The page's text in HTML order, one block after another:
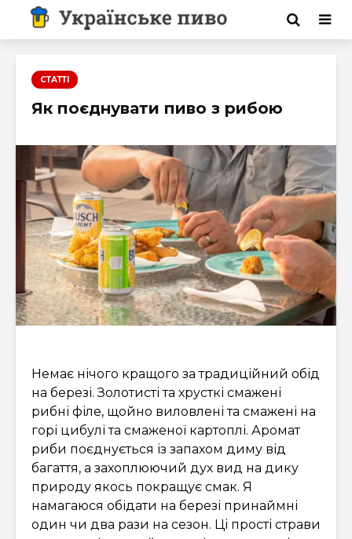
СТАТТІ
Як поєднувати пиво з рибою
Немає нічого кращого за традиційний обід
на березі. Золотисті та хрусткі смажені
рибні філе, щойно виловлені та смажені на
горі цибулі та смаженої картоплі. Аромат
риби поєднується із запахом диму від
багаття, а захоплюючий дух вид на дику
природу якось покращує смак. Я
намагаюся обідати на березі принаймні
один чи два рази на сезон. Ці прості страви